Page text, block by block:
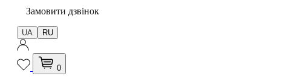
Замовити дзвінок
UA RU
0